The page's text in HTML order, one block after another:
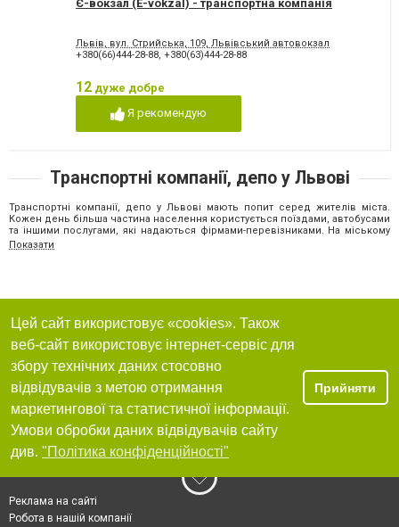
Є-вокзал (E-vokzal) - транспортна компанія
Львів, вул. Стрийська, 109, Львівський автовокзал
+380(66)444-28-88, +380(63)444-28-88
12 дуже добре
Я рекомендую
Транспортні компанії, депо у Львові
Транспортні компанії, депо у Львові мають попит серед жителів міста.
Кожен день більша частина населення користується поїздами, автобусами
та іншими послугами, які надаються фірмами-перевізниками. На міському
порталі зосереджені найпопулярніші підприємства, які займаються
детальну консультацію з того, чи іншого питання. Також ви можете
Загальна інформація
Компанії-перевізники виконують багато функцій та зазвичай надають
клієнтам комплексний сервіс, до якого входять:
приймання в пункті призначення та зберігання товару;
оформлення страховки на відправлення;
вибір правильного транспорту для переміщення продукції;
Послугами перевізників користуються невеликі виробничі фірми та
приватні особи. Дрібні компанії-виробники зазвичай не мають свого
дуже великі витрати, пов'язані з придбанням автотранспорту та
компонентів. Такі витрати не по кишені маленьким фірмам, які займаються
випуском продукції. Для них звернення до компанії-перевізника являється
найбільш вигідним.
Показати
Цей сайт використовує «cookies». Також
веб-сайт використовує інтернет-сервіс для
збору технічних даних стосовно
відвідувачів з метою отримання
маркетингової та статистичної інформації.
Умови обробки даних відвідувачів сайту
див. "Політика конфіденційності"
Прийняти
Реклама на сайті
Робота в нашій компанії